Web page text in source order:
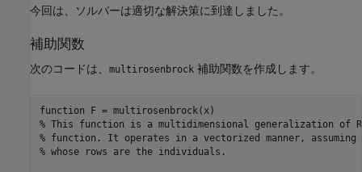
今回は、ソルバーは適切な解決策に到達しました。
補助関数
次のコードは、 multirosenbrock 補助関数を作成します。
function
% This function is a multidimensional generalization of
% function. It operates in a vectorized manner,
% whose rows are the individuals.